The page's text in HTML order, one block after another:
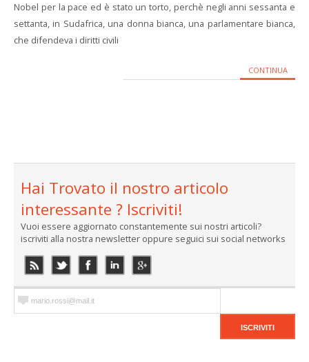
Nobel per la pace ed è stato un torto, perchè negli anni sessanta e
settanta, in Sudafrica, una donna bianca, una parlamentare bianca,
che difendeva i diritti civili
CONTINUA
Hai Trovato il nostro articolo
interessante ? Iscriviti!
Vuoi essere aggiornato constantemente sui nostri articoli?
iscriviti alla nostra newsletter oppure seguici sui social networks